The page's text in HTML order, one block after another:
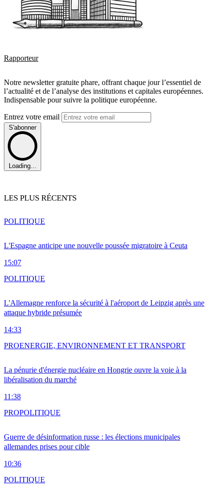
Rapporteur
Notre newsletter gratuite phare, offrant chaque jour l’essentiel de
l’actualité et de l’analyse des institutions et capitales européennes.
Indispensable pour suivre la politique européenne.
Entrez votre email
S'abonner
Loading...
LES PLUS RÉCENTS
L'Espagne anticipe une nouvelle poussée migratoire à Ceuta
15:07
POLITIQUE
L'Allemagne renforce la sécurité à l'aéroport de Leipzig après une
attaque hybride présumée
14:33
POLITIQUE
La pénurie d'énergie nucléaire en Hongrie ouvre la voie à la
libéralisation du marché
11:38
PROENERGIE, ENVIRONNEMENT ET TRANSPORT
Guerre de désinformation russe : les élections municipales
allemandes prises pour cible
10:36
PROPOLITIQUE
POLITIQUE